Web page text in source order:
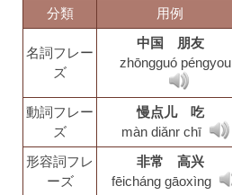
分類 用例
名詞フレー
ズ
中国 朋友
zhōngguó péngyou
動詞フレー
ズ
慢点儿 吃
màn diǎnr chī
形容詞フレ
ーズ
非常 高兴
fēicháng gāoxìng